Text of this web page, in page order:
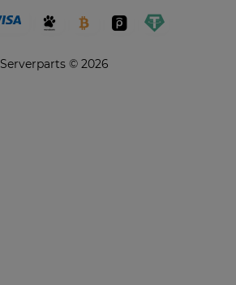
Serverparts © 2026